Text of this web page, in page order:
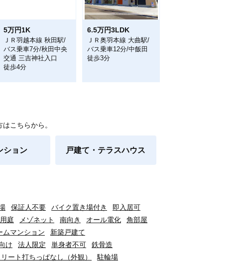
5万円1K
ＪＲ羽越本線 秋田駅/
バス乗車7分/秋田中央
交通 三吉神社入口
徒歩4分
6.5万円3LDK
ＪＲ奥羽本線 大曲駅/
バス乗車12分/中飯田
徒歩3分
こちらから。
ション 戸建て・テラスハウス
保証人不要 バイク置き場付き
即入居可
庭 メゾネット 南向き オール電化
角部屋
ムマンション
新築戸建て
け 法人限定 単身者不可
鉄骨造
ート打ちっぱなし（外観）
駐輪場